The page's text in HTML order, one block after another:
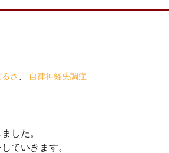
さ 自律神経失調症
した。
ていきます。